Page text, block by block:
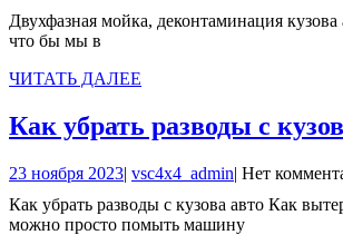
2024
Двухфазная мойка, деконтаминация кузова авто, полировка и покрытие воском машины Ухоженный автомобиль – это не результат, это процесс! И процесс регулярный! И наша с вами задача,
что бы мы в
ЧИТАТЬ ДАЛЕЕ
Как убрать разводы с
23 ноября 202323
2023
| vsc4x4_adminvsc4x4_admin
| Нет
Как убрать разводы с кузова авто Как вытереть автомобиль после мойки, чтобы не было разводов Мойка автомобиля представляет из себя очень сложную процедуру. Многие думают, что
можно просто помыть машину